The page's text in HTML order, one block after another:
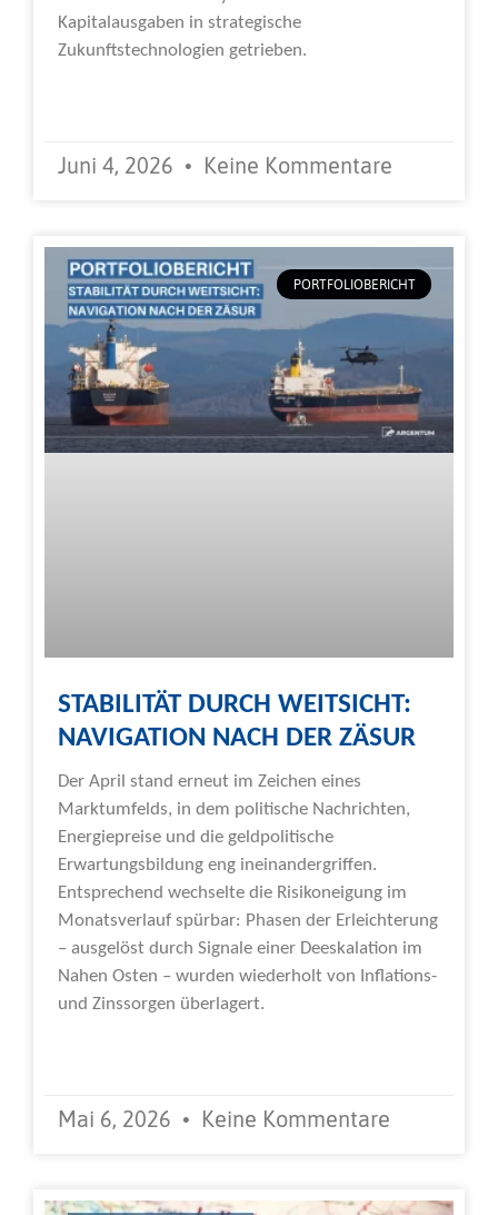
Kapitalausgaben in strategische
Zukunftstechnologien getrieben.
Juni 4, 2026 Keine Kommentare
PORTFOLIOBERICHT
STABILITÄT DURCH WEITSICHT:
NAVIGATION NACH DER ZÄSUR
Der April stand erneut im Zeichen eines
Marktumfelds, in dem politische Nachrichten,
Energiepreise und die geldpolitische
Erwartungsbildung eng ineinandergriffen.
Entsprechend wechselte die Risikoneigung im
Monatsverlauf spürbar: Phasen der Erleichterung
– ausgelöst durch Signale einer Deeskalation im
Nahen Osten – wurden wiederholt von Inflations-
und Zinssorgen überlagert.
Mai 6, 2026 Keine Kommentare